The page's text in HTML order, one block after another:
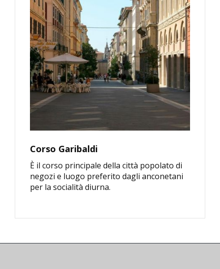
Corso Garibaldi
È il corso principale della città popolato di
negozi e luogo preferito dagli anconetani
per la socialità diurna.